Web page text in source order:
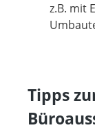
z.B. mit
Tipps